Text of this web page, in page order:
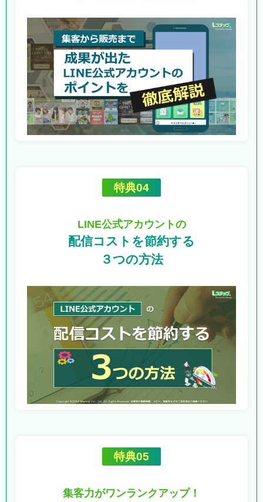
特典04
LINE公式アカウントの
配信コストを節約する
３つの方法
特典05
集客力がワンランクアップ！